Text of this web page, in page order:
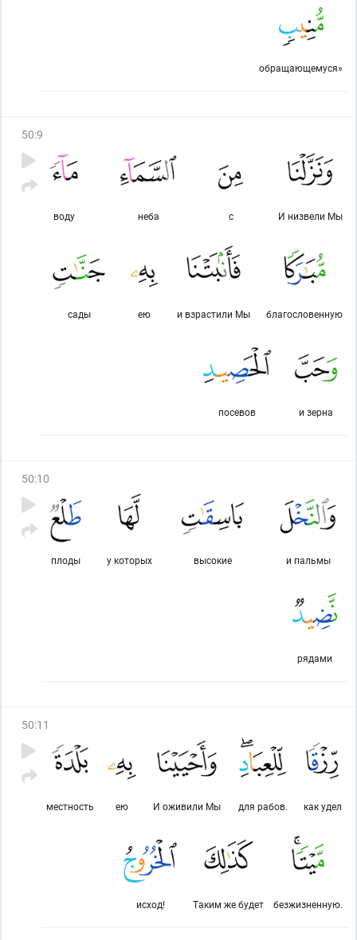
обращающемуся»
50:9
И низвели Мы
с
неба
воду
благословенную
и взрастили Мы
ею
сады
и зерна
посевов
50:10
и пальмы
высокие
у которых
плоды
рядами
50:11
как удел
для рабов.
И оживили Мы
ею
местность
безжизненную.
Таким же будет
исход!